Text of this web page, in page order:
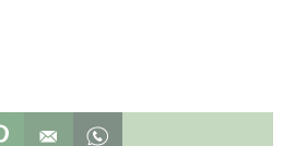
aan favorieten
facebook
dit op twitter
Deel dit op pinterest